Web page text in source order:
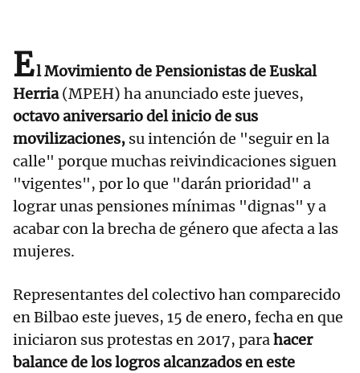
El Movimiento de Pensionistas de Euskal
Herria(MPEH) ha anunciado este jueves,
octavo aniversario del inicio de sus
movilizaciones, su intención de "seguir en la
calle" porque muchas reivindicaciones siguen
"vigentes", por lo que "darán prioridad" a
lograr unas pensiones mínimas "dignas" y a
acabar con la brecha de género que afecta a las
mujeres.
Representantes del colectivo han comparecido
en Bilbao este jueves, 15 de enero, fecha en que
iniciaron sus protestas en 2017, parahacer
balance de los logros alcanzados en este